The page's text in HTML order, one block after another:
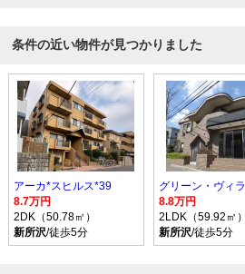
条件の近い物件が見つかりました
アーカ*スヒルス*39
8.7万円
2DK（50.78㎡）
新所沢/徒歩5分
グリーン・ヴィラ
8.8万円
2LDK（59.92㎡）
新所沢/徒歩5分